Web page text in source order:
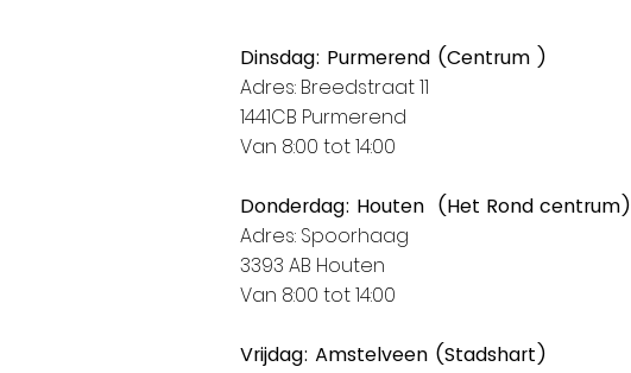
Dinsdag: Purmerend (Centrum )
Adres: Breedstraat 11
1441CB Purmerend
Van 8:00 tot 14:00
Donderdag: Houten (Het Rond centrum)
Adres: Spoorhaag
3393 AB Houten
Van 8:00 tot 14:00
Vrijdag: Amstelveen (Stadshart)